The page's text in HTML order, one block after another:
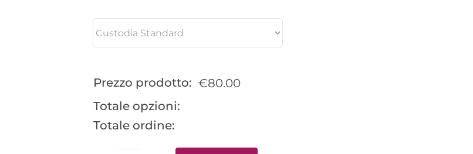
Prezzo prodotto: €80.00
Totale opzioni:
Totale ordine: